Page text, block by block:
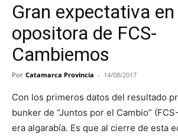
Provincia
Gran expectativa
opositora de FCS-
Cambiemos
Por Catamarca Provincia - 14/08/2017
Con los primeros datos del resultado
bunker de “Juntos por el Cambio”
era algarabía. Es que al cierre de esta